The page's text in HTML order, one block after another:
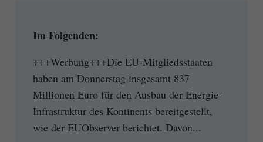
Im Folgenden:
+++Werbung+++Die EU-Mitgliedsstaaten
haben am Donnerstag insgesamt 837
Millionen Euro für den Ausbau der Energie-
Infrastruktur des Kontinents bereitgestellt,
wie der EUObserver berichtet. Davon...